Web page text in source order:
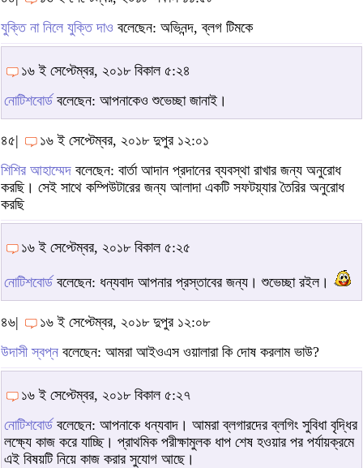
যুক্তি না নিলে যুক্তি দাও বলেছেন: অভিনন্দ, ব্লগ টিমকে
১৬ ই সেপ্টেম্বর, ২০১৮ বিকাল ৫:২৪
নোটিশবোর্ডবলেছেন: আপনাকেও শুভেচ্ছা জানাই।
৪৫|
১৬ ই সেপ্টেম্বর, ২০১৮ দুপুর ১২:০১
শিশির আহাম্মেদ বলেছেন: বার্তা আদান প্রদানের ব্যবস্থা রাখার জন্য অনুরোধ
করছি। সেই সাথে কম্পিউটারের জন্য আলাদা একটি সফটয়্যার তৈরির অনুরোধ
করছি
১৬ ই সেপ্টেম্বর, ২০১৮ বিকাল ৫:২৫
নোটিশবোর্ডবলেছেন: ধন্যবাদ আপনার প্রস্তাবের জন্য। শুভেচ্ছা রইল।
৪৬|
১৬ ই সেপ্টেম্বর, ২০১৮ দুপুর ১২:০৮
উদাসী স্বপ্ন বলেছেন: আমরা আইওএস ওয়ালারা কি দোষ করলাম ভাউ?
১৬ ই সেপ্টেম্বর, ২০১৮ বিকাল ৫:২৭
নোটিশবোর্ডবলেছেন: আপনাকে ধন্যবাদ। আমরা ব্লগারদের ব্লগিং সুবিধা বৃদ্ধির
লক্ষ্যে কাজ করে যাচ্ছি। প্রাথমিক পরীক্ষামুলক ধাপ শেষ হওয়ার পর পর্যায়ক্রমে
এই বিষয়টি নিয়ে কাজ করার সুযোগ আছে।